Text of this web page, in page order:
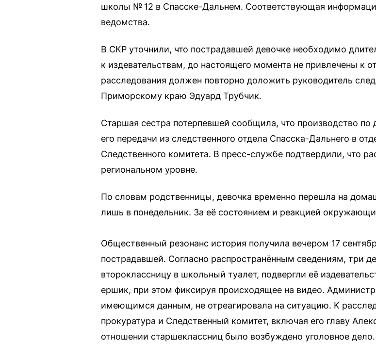
школы № 12 в Спасске-Дальнем. Соответствующая
ведомства.
В СКР уточнили, что пострадавшей девочке необходимо
к издевательствам, до настоящего момента не привлечены к
расследования должен повторно доложить руководитель
Приморскому краю Эдуард Трубчик.
Старшая сестра потерпевшей сообщила, что производство по
его передачи из следственного отдела Спасска-Дальнего в
Следственного комитета. В пресс-службе подтвердили, что
региональном уровне.
По словам родственницы, девочка временно перешла на
лишь в понедельник. За её состоянием и реакцией
Общественный резонанс история получила вечером 17
пострадавшей. Согласно распространённым сведениям, три
второклассницу в школьный туалет, подвергли её
ершик, при этом фиксируя происходящее на видео.
имеющимся данным, не отреагировала на ситуацию. К
прокуратура и Следственный комитет, включая его главу
отношении старшеклассниц было возбуждено уголовное дело.